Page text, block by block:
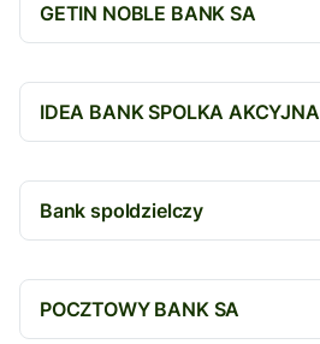
GETIN NOBLE BANK SA
IDEA BANK SPOLKA AKCYJNA
Bank spoldzielczy
POCZTOWY BANK SA